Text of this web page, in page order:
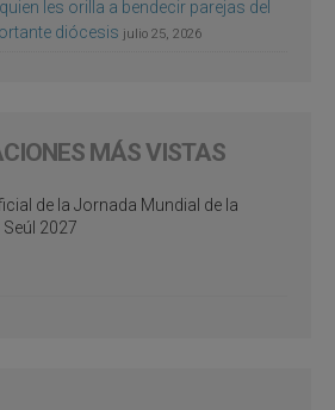
les orilla a bendecir parejas del
diócesis julio 25, 2026
MÁS VISTAS
de la Jornada Mundial de la
2027